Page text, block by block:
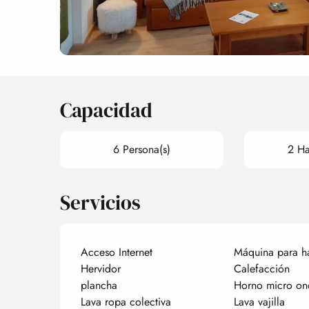
Capacidad
6 Persona(s) 2
Servicios
Acceso Internet Máquina para
Hervidor
Calefacción
plancha
Horno micro
Lava ropa colectiva
Lava vajilla